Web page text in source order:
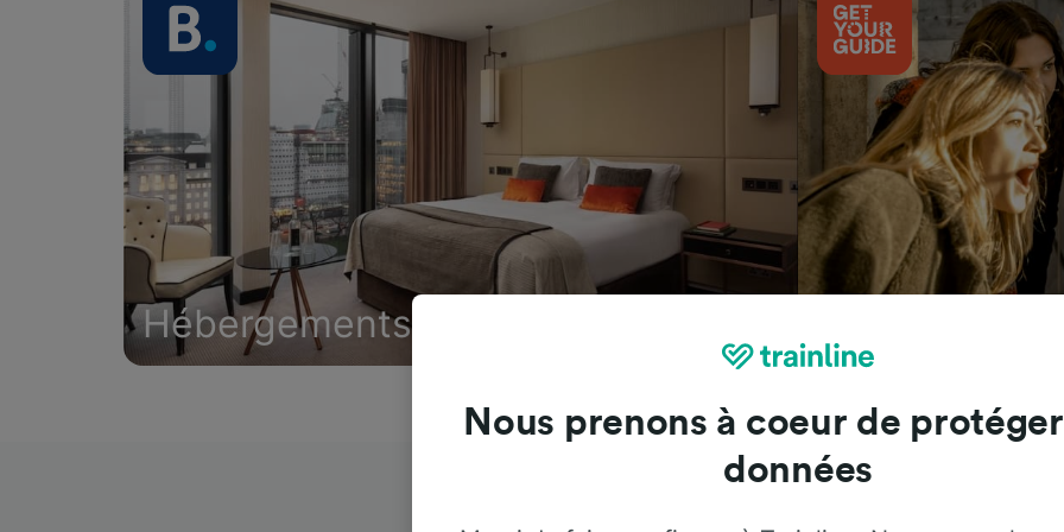
Hébergements
Trainline : l'avis de nos clients
Nous prenons à coeur de
données